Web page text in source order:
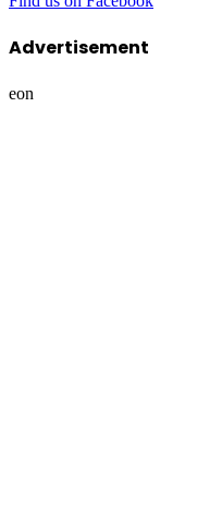
Advertisement
eon